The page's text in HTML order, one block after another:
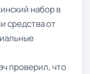
набор в
средства от
проверил, что